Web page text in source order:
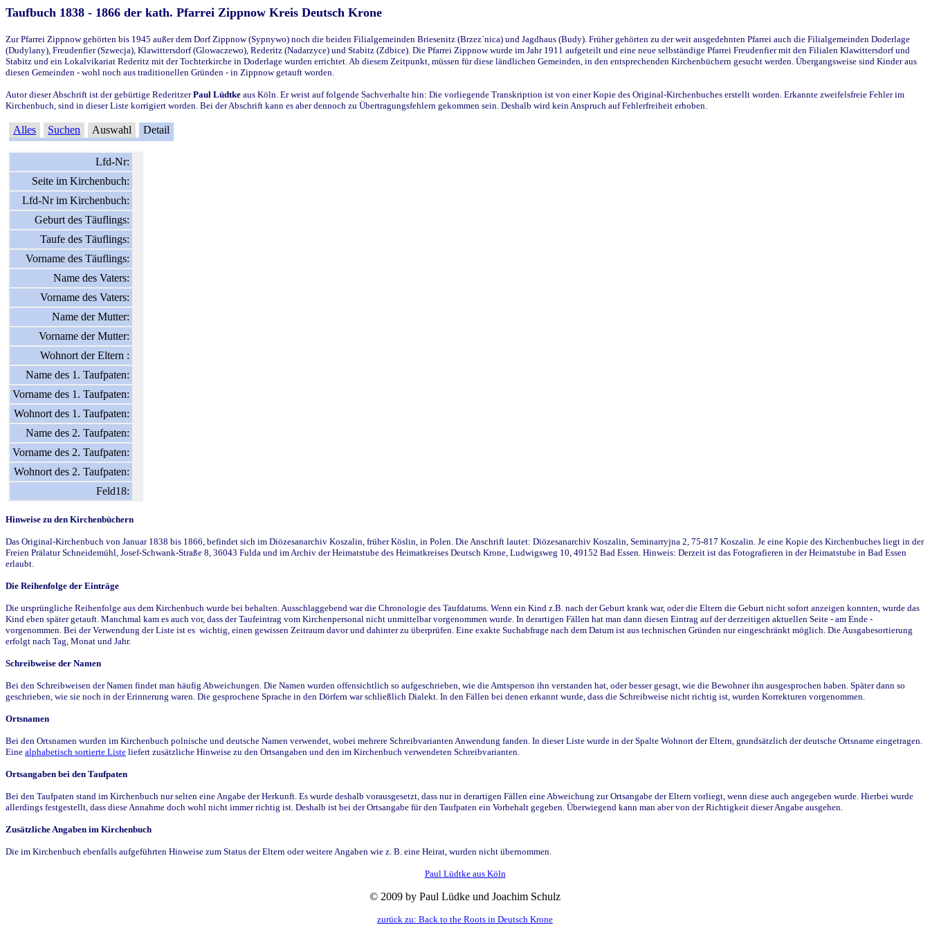
Taufbuch 1838 - 1866 der kath. Pfarrei Zippnow Kreis Deutsch Krone
Zur Pfarrei Zippnow gehörten bis 1945 außer dem Dorf Zippnow (Sypnywo) noch die beiden Filialgemeinden Briesenitz (Brzez`nica) und Jagdhaus (Budy). Früher gehörten zu der weit ausgedehnten Pfarrei auch die Filialgemeinden Doderlage
(Dudylany), Freudenfier (Szwecja), Klawittersdorf (Glowaczewo), Rederitz (Nadarzyce) und Stabitz (Zdbice). Die Pfarrei Zippnow wurde im Jahr 1911 aufgeteilt und eine neue selbständige Pfarrei Freudenfier mit den Filialen Klawittersdorf und
Stabitz und ein Lokalvikariat Rederitz mit der Tochterkirche in Doderlage wurden errichtet. Ab diesem Zeitpunkt, müssen für diese ländlichen Gemeinden, in den entsprechenden Kirchenbüchern gesucht werden. Übergangsweise sind Kinder aus
diesen Gemeinden - wohl noch aus traditionellen Gründen - in Zippnow getauft worden.
Autor dieser Abschrift ist der gebürtige RederitzerPaul Lüdtke aus Köln. Er weist auf folgende Sachverhalte hin: Die vorliegende Transkription ist von einer Kopie des Original-Kirchenbuches erstellt worden. Erkannte zweifelsfreie Fehler im
Kirchenbuch, sind in dieser Liste korrigiert worden. Bei der Abschrift kann es aber dennoch zu Übertragungsfehlern gekommen sein. Deshalb wird kein Anspruch auf Fehlerfreiheit erhoben.
Alles Suchen Auswahl Detail
Lfd-Nr:
Seite im Kirchenbuch:
Lfd-Nr im Kirchenbuch:
Geburt des Täuflings:
Taufe des Täuflings:
Vorname des Täuflings:
Name des Vaters:
Vorname des Vaters:
Name der Mutter:
Vorname der Mutter:
Wohnort der Eltern :
Name des 1. Taufpaten:
Vorname des 1. Taufpaten:
Wohnort des 1. Taufpaten:
Name des 2. Taufpaten:
Vorname des 2. Taufpaten:
Wohnort des 2. Taufpaten:
Feld18:
Hinweise zu den Kirchenbüchern
Das Original-Kirchenbuch von Januar 1838 bis 1866, befindet sich im Diözesanarchiv Koszalin, früher Köslin, in Polen. Die Anschrift lautet: Diözesanarchiv Koszalin, Seminarryjna 2, 75-817 Koszalin. Je eine Kopie des Kirchenbuches liegt in der
Freien Prälatur Schneidemühl, Josef-Schwank-Straße 8, 36043 Fulda und im Archiv der Heimatstube des Heimatkreises Deutsch Krone, Ludwigsweg 10, 49152 Bad Essen. Hinweis: Derzeit ist das Fotografieren in der Heimatstube in Bad Essen
erlaubt.
Die Reihenfolge der Einträge
Die ursprüngliche Reihenfolge aus dem Kirchenbuch wurde bei behalten. Ausschlaggebend war die Chronologie des Taufdatums. Wenn ein Kind z.B. nach der Geburt krank war, oder die Eltern die Geburt nicht sofort anzeigen konnten, wurde das
Kind eben später getauft. Manchmal kam es auch vor, dass der Taufeintrag vom Kirchenpersonal nicht unmittelbar vorgenommen wurde. In derartigen Fällen hat man dann diesen Eintrag auf der derzeitigen aktuellen Seite - am Ende -
vorgenommen. Bei der Verwendung der Liste ist es wichtig, einen gewissen Zeitraum davor und dahinter zu überprüfen. Eine exakte Suchabfrage nach dem Datum ist aus technischen Gründen nur eingeschränkt möglich. Die Ausgabesortierung
erfolgt nach Tag, Monat und Jahr.
Schreibweise der Namen
Bei den Schreibweisen der Namen findet man häufig Abweichungen. Die Namen wurden offensichtlich so aufgeschrieben, wie die Amtsperson ihn verstanden hat, oder besser gesagt, wie die Bewohner ihn ausgesprochen haben. Später dann so
geschrieben, wie sie noch in der Erinnerung waren. Die gesprochene Sprache in den Dörfern war schließlich Dialekt. In den Fällen bei denen erkannt wurde, dass die Schreibweise nicht richtig ist, wurden Korrekturen vorgenommen.
Ortsnamen
Bei den Ortsnamen wurden im Kirchenbuch polnische und deutsche Namen verwendet, wobei mehrere Schreibvarianten Anwendung fanden. In dieser Liste wurde in der Spalte Wohnort der Eltern, grundsätzlich der deutsche Ortsname eingetragen.
Eine alphabetisch sortierte Liste liefert zusätzliche Hinweise zu den Ortsangaben und den im Kirchenbuch verwendeten Schreibvarianten.
Ortsangaben bei den Taufpaten
Bei den Taufpaten stand im Kirchenbuch nur selten eine Angabe der Herkunft. Es wurde deshalb vorausgesetzt, dass nur in derartigen Fällen eine Abweichung zur Ortsangabe der Eltern vorliegt, wenn diese auch angegeben wurde. Hierbei wurde
allerdings festgestellt, dass diese Annahme doch wohl nicht immer richtig ist. Deshalb ist bei der Ortsangabe für den Taufpaten ein Vorbehalt gegeben. Überwiegend kann man aber von der Richtigkeit dieser Angabe ausgehen.
Zusätzliche Angaben im Kirchenbuch
Die im Kirchenbuch ebenfalls aufgeführten Hinweise zum Status der Eltern oder weitere Angaben wie z. B. eine Heirat, wurden nicht übernommen.
Paul Lüdtke aus Köln
© 2009 by Paul Lüdke und Joachim Schulz
zurück zu: Back to the Roots in Deutsch Krone